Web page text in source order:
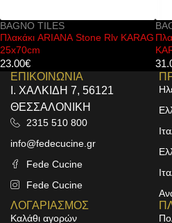
TILES
ARIANA Stone Rlv KARAG
€
ΕΠΙΚΟΙΝΩΝΙΑ
Ι. ΧΑΛΚΙΔΗ 7, 56121
ΘΕΣΣΑΛΟΝΙΚΗ
2315 510 800
info@fedecucine.gr
Fede Cucine
Fede Cucine
ΛΟΓΑΡΙΑΣΜΟΣ
Καλάθι αγορών